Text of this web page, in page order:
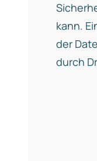
kann.
der
durch